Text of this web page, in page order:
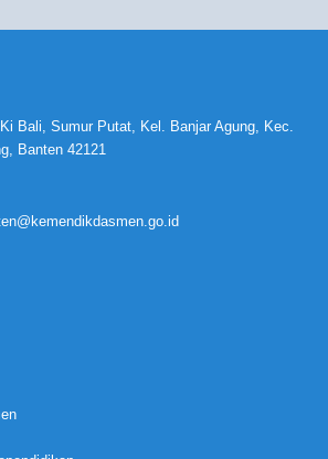
Bali, Sumur Putat, Kel. Banjar Agung, Kec.
Banten 42121